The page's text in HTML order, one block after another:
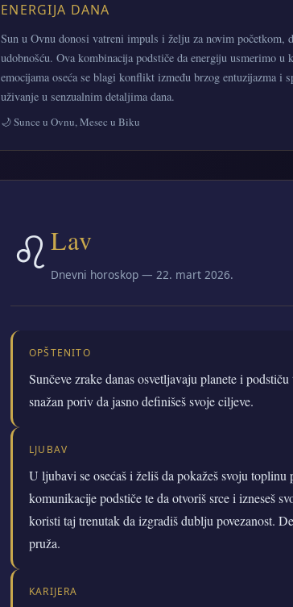
ENERGIJA DANA
Sun u Ovnu donosi vatreni impuls i želju za novim
udobnošću. Ova kombinacija podstiče da energiju usmerimo
emocijama oseća se blagi konflikt između brzog entuzijazma i
uživanje u senzualnim detaljima dana.
🌙 Sunce u Ovnu, Mesec u Biku
♌Lav
Dnevni horoskop — 22. mart 2026.
OPŠTENITO
Sunčeve zrake danas osvetljavaju planete i
snažan poriv da jasno definišeš svoje ciljeve.
LJUBAV
U ljubavi se osećaš i želiš da pokažeš svoju
komunikacije podstiče te da otvoriš srce i izneseš
koristi taj trenutak da izgradiš dublju povezanost.
pruža.
KARIJERA